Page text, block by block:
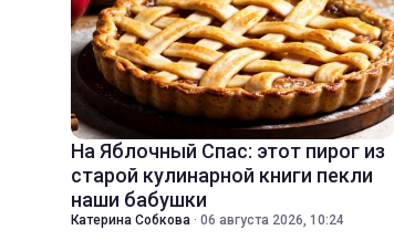
На Яблочный Спас: этот пирог из
старой кулинарной книги пекли
наши бабушки
Катерина Собкова · 06 августа 2026, 10:24